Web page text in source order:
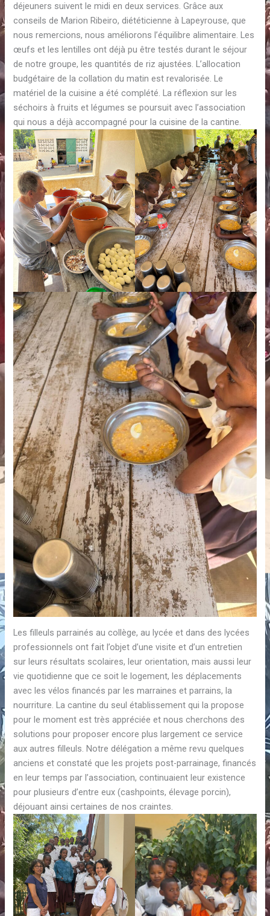
déjeuners suivent le midi en deux services. Grâce aux
conseils de Marion Ribeiro, diététicienne à Lapeyrouse, que
nous remercions, nous améliorons l’équilibre alimentaire. Les
œufs et les lentilles ont déjà pu être testés durant le séjour
de notre groupe, les quantités de riz ajustées. L’allocation
budgétaire de la collation du matin est revalorisée. Le
matériel de la cuisine a été complété. La réflexion sur les
séchoirs à fruits et légumes se poursuit avec l’association
qui nous a déjà accompagné pour la cuisine de la cantine.
Les filleuls parrainés au collège, au lycée et dans des lycées
professionnels ont fait l’objet d’une visite et d’un entretien
sur leurs résultats scolaires, leur orientation, mais aussi leur
vie quotidienne que ce soit le logement, les déplacements
avec les vélos financés par les marraines et parrains, la
nourriture. La cantine du seul établissement qui la propose
pour le moment est très appréciée et nous cherchons des
solutions pour proposer encore plus largement ce service
aux autres filleuls. Notre délégation a même revu quelques
anciens et constaté que les projets post-parrainage, financés
en leur temps par l’association, continuaient leur existence
pour plusieurs d’entre eux (cashpoints, élevage porcin),
déjouant ainsi certaines de nos craintes.